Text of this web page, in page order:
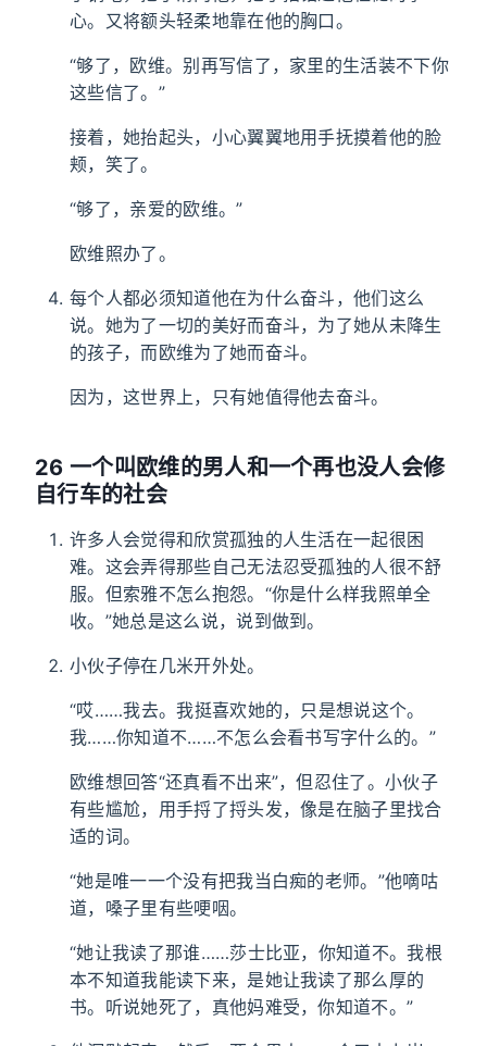
心。又将额头轻柔地靠在他的胸口。
“够了，欧维。别再写信了，家里的生活装不下你
这些信了。”
接着，她抬起头，小心翼翼地用手抚摸着他的脸
颊，笑了。
“够了，亲爱的欧维。”
欧维照办了。
每个人都必须知道他在为什么奋斗，他们这么
说。她为了一切的美好而奋斗，为了她从未降生
的孩子，而欧维为了她而奋斗。
因为，这世界上，只有她值得他去奋斗。
26 一个叫欧维的男人和一个再也没人会修
自行车的社会
许多人会觉得和欣赏孤独的人生活在一起很困
难。这会弄得那些自己无法忍受孤独的人很不舒
服。但索雅不怎么抱怨。“你是什么样我照单全
收。”她总是这么说，说到做到。
小伙子停在几米开外处。
“哎……我去。我挺喜欢她的，只是想说这个。
我……你知道不……不怎么会看书写字什么的。”
欧维想回答“还真看不出来”，但忍住了。小伙子
有些尴尬，用手捋了捋头发，像是在脑子里找合
适的词。
“她是唯一一个没有把我当白痴的老师。”他嘀咕
道，嗓子里有些哽咽。
“她让我读了那谁……莎士比亚，你知道不。我根
本不知道我能读下来，是她让我读了那么厚的
书。听说她死了，真他妈难受，你知道不。”